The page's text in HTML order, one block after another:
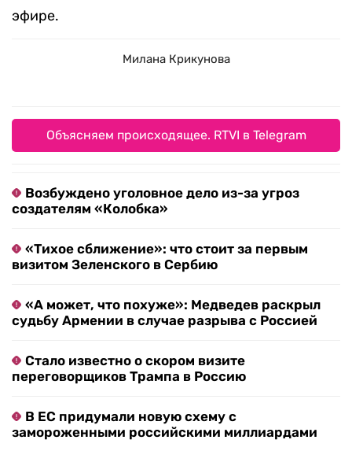
эфире.
Милана Крикунова
Объясняем происходящее. RTVI в Telegram
Возбуждено уголовное дело из-за угроз
создателям «Колобка»
«Тихое сближение»: что стоит за первым
визитом Зеленского в Сербию
«А может, что похуже»: Медведев раскрыл
судьбу Армении в случае разрыва с Россией
Стало известно о скором визите
переговорщиков Трампа в Россию
В ЕС придумали новую схему с
замороженными российскими миллиардами